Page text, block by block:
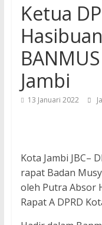
Ketua
Jambi
13 Januari 2022
Kota Jambi JBC–
rapat Badan
oleh Putra Absor
Rapat A DPRD